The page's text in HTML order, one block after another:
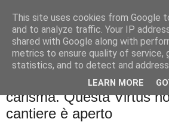
Palla al cerchio
martedì 1 ottobre 2024
Basket City: Gran
carisma. Questa Virtus
cantiere è aperto
This site uses cookies from Google
and to analyze traffic. Your IP
shared with Google along with
metrics to ensure quality of service,
statistics, and to detect and address
LEARN MORE